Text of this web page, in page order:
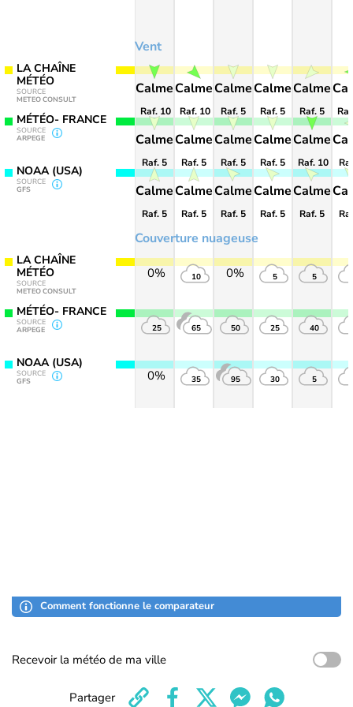
LA CHAÎNE
MÉTÉO
SOURCE
METEO CONSULT
MÉTÉO- FRANCE
SOURCE
ARPEGE
NOAA (USA)
SOURCE
GFS
LA CHAÎNE
MÉTÉO
SOURCE
METEO CONSULT
MÉTÉO- FRANCE
SOURCE
ARPEGE
NOAA (USA)
SOURCE
GFS
Vent
Couverture nuageuse
Calme
Raf. 10
Calme
Raf. 5
Calme
Raf. 5
0%
25
0%
Calme
Raf. 10
Calme
Raf. 5
Calme
Raf. 5
10
65
35
Calme
Raf. 5
Calme
Raf. 5
Calme
Raf. 5
0%
50
95
Calme
Raf. 5
Calme
Raf. 5
Calme
Raf. 5
5
25
30
Calme
Raf. 5
Calme
Raf. 10
Calme
Raf. 5
5
40
5
Comment fonctionne le comparateur
Recevoir la météo de ma ville
Partager